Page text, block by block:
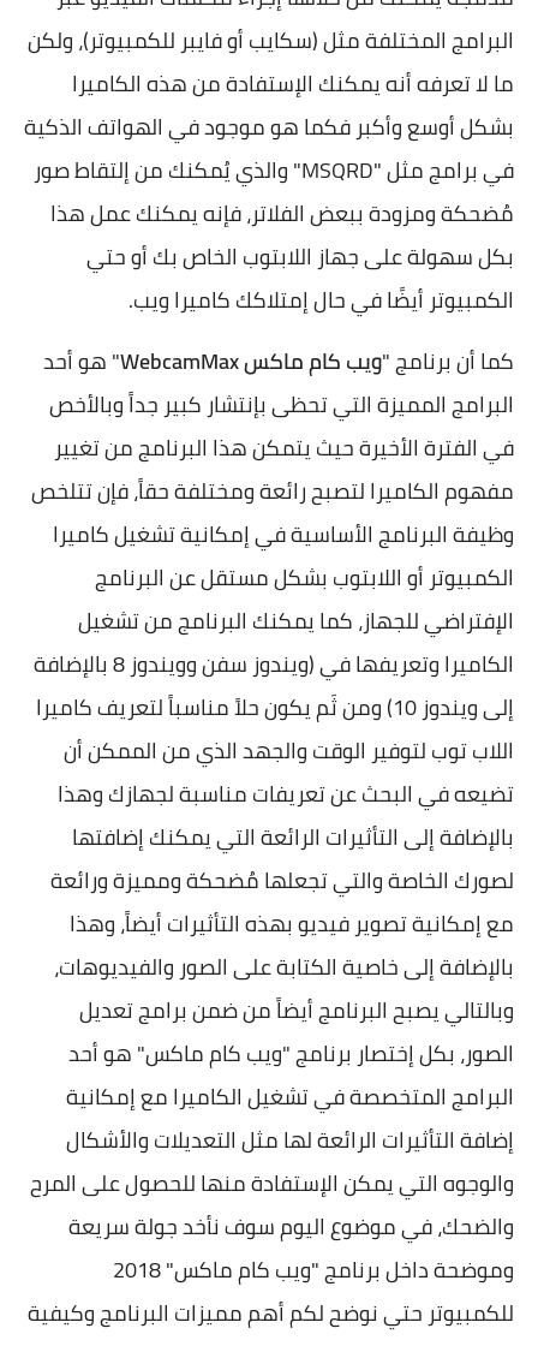
البرامج المختلفة مثل (سكايب أو فايبر للكمبيوتر)، ولكن
ما لا تعرفه أنه يمكنك الإستفادة من هذه الكاميرا
بشكل أوسع وأكبر فكما هو موجود في الهواتف الذكية
في برامج مثل "MSQRD" والذي يُمكنك من إلتقاط صور
مُضحكة ومزودة ببعض الفلاتر، فإنه يمكنك عمل هذا
بكل سهولة على جهاز اللابتوب الخاص بك أو حتي
الكمبيوتر أيضًا في حال إمتلاكك كاميرا ويب.
كما أن برنامج "ويب كام ماكس WebcamMax
" هو أحد
البرامج المميزة التي تحظى بإنتشار كبير جداً وبالأخص
في الفترة الأخيرة حيث يتمكن هذا البرنامج من تغيير
مفهوم الكاميرا لتصبح رائعة ومختلفة حقاً، فإن تتلخص
وظيفة البرنامج الأساسية في إمكانية تشغيل كاميرا
الكمبيوتر أو اللابتوب بشكل مستقل عن البرنامج
الإفتراضي للجهاز، كما يمكنك البرنامج من تشغيل
الكاميرا وتعريفها في (ويندوز سفن وويندوز 8 بالإضافة
إلى ويندوز 10) ومن ثَم يكون حلاً مناسباً لتعريف كاميرا
اللاب توب لتوفير الوقت والجهد الذي من الممكن أن
تضيعه في البحث عن تعريفات مناسبة لجهازك وهذا
بالإضافة إلى التأثيرات الرائعة التي يمكنك إضافتها
لصورك الخاصة والتي تجعلها مُضحكة ومميزة ورائعة
مع إمكانية تصوير فيديو بهذه التأثيرات أيضاً، وهذا
بالإضافة إلى خاصية الكتابة على الصور والفيديوهات،
وبالتالي يصبح البرنامج أيضاً من ضمن برامج تعديل
الصور، بكل إختصار برنامج "ويب كام ماكس" هو أحد
البرامج المتخصصة في تشغيل الكاميرا مع إمكانية
إضافة التأثيرات الرائعة لها مثل التعديلات والأشكال
والوجوه التي يمكن الإستفادة منها للحصول على المرح
والضحك، في موضوع اليوم سوف نأخد جولة سريعة
وموضحة داخل برنامج "ويب كام ماكس" 2018
للكمبيوتر حتي نوضح لكم أهم مميزات البرنامج وكيفية